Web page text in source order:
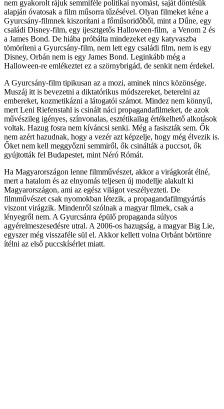
nem gyakorolt rájuk semmiféle politikai nyomást, saját döntésük
alapján óvatosak a film műsorra tűzésével. Olyan filmeket kéne a
Gyurcsány-filmnek kiszorítani a főműsoridőből, mint a Dűne, egy
családi Disney-film, egy ijesztgetős Halloween-film, a Venom 2 és
a James Bond. De hiába próbálta mindezeket egy katyvaszba
tömöríteni a Gyurcsány-film, nem lett egy családi film, nem is egy
Disney, Orbán nem is egy James Bond. Leginkább még a
Halloween-re emlékeztet ez a szörnybrigád, de senkit nem érdekel.
A Gyurcsány-film tipikusan az a mozi, aminek nincs közönsége.
Muszáj itt is bevezetni a diktatórikus módszereket, beterelni az
embereket, kozmetikázni a látogatói számot. Mindez nem könnyű,
mert Leni Riefenstahl is csinált náci propagandafilmeket, de azok
művészileg igényes, színvonalas, esztétikailag értékelhető alkotások
voltak. Hazug fosra nem kíváncsi senki. Még a fasiszták sem. Ők
nem azért hazudnak, hogy a vezér azt képzelje, hogy még élvezik is.
Őket nem kell meggyőzni semmiről, ők csinálták a puccsot, ők
gyújtották fel Budapestet, mint Néró Rómát.
Ha Magyarországon lenne filmművészet, akkor a virágkorát élné,
mert a hatalom és az elnyomás teljesen új modellje alakult ki
Magyarországon, ami az egész világot veszélyezteti. De
filmművészet csak nyomokban létezik, a propagandafilmgyártás
viszont virágzik. Mindenről szólnak a magyar filmek, csak a
lényegről nem. A Gyurcsánra épülő propaganda súlyos
agyérelmeszesedésre utral. A 2006-os hazugság, a magyar Big Lie,
egyszer még visszaféle sül el. Akkor kellett volna Orbánt börtönre
ítélni az első puccskísérlet miatt.